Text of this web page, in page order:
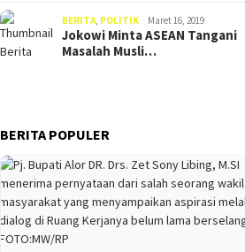
BERITA POLITIK Maret 16, 2019
Jokowi Minta ASEAN Tangani
Masalah Musli…
BERITA POPULER